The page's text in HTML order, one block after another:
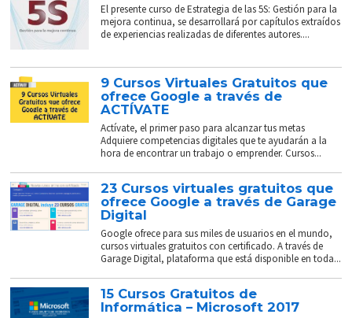
El presente curso de Estrategia de las 5S: Gestión para la
mejora continua, se desarrollará por capítulos extraídos
de experiencias realizadas de diferentes autores....
9 Cursos Virtuales Gratuitos que
ofrece Google a través de
ACTÍVATE
Actívate, el primer paso para alcanzar tus metas
Adquiere competencias digitales que te ayudarán a la
hora de encontrar un trabajo o emprender. Cursos...
23 Cursos virtuales gratuitos que
ofrece Google a través de Garage
Digital
Google ofrece para sus miles de usuarios en el mundo,
cursos virtuales gratuitos con certificado. A través de
Garage Digital, plataforma que está disponible en toda...
15 Cursos Gratuitos de
Informática – Microsoft 2017